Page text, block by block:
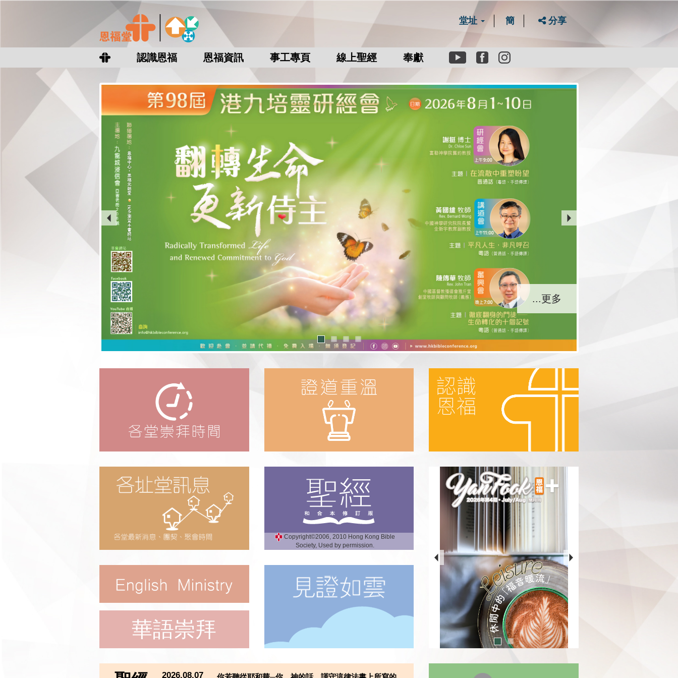
堂址 簡 分享
認識恩福 恩福資訊 事工專頁 線上聖經 奉獻
YoutubeFacebook
...更多
...更多
華語崇拜
Copyright©2006, 2010 Hong Kong Bible
Society, Used by permission.
2026.08.07